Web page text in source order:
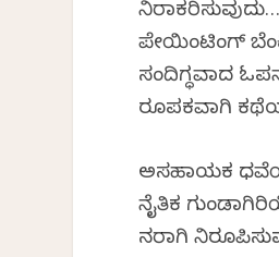
ಪೇಯಿಂಟಿಂಗ್
ಸಂದಿಗ್ಧವಾದ
ರೂಪಕವಾಗಿ
ಅಸಹಾಯಕ
ನೈತಿಕ
ನವಿರಾಗಿ